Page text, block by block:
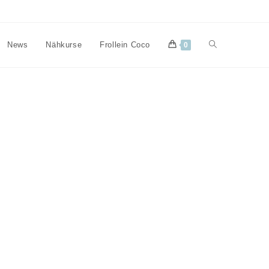
News Nähkurse Frollein Coco 0 Website-